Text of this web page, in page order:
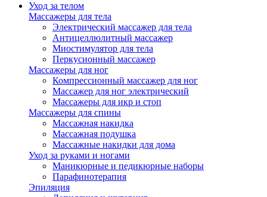
Уход за телом
Массажеры для тела
Электрический массажер для тела
Антицеллюлитный массажер
Миостимулятор для тела
Перкусионный массажер
Массажеры для ног
Компрессионный массажер для ног
Массажер для ног электрический
Массажеры для икр и стоп
Массажеры для спины
Массажная накидка
Массажная подушка
Массажные накидки для дома
Уход за руками и ногами
Маникюрные и педикюрные наборы
Парафинотерапия
Эпиляция